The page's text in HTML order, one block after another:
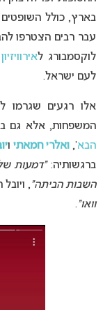
בארץ, כולל
עבר רבים הצטרפו
לוקסמבורג לאירוויזיון 2024
לעם ישראל.
אלו רגעים
המשפחות, אלא גם
הבא‘, ואלרי חמאתי ו
ברגשותיה:“דמעות
השבות הביתה”,
וואו”.